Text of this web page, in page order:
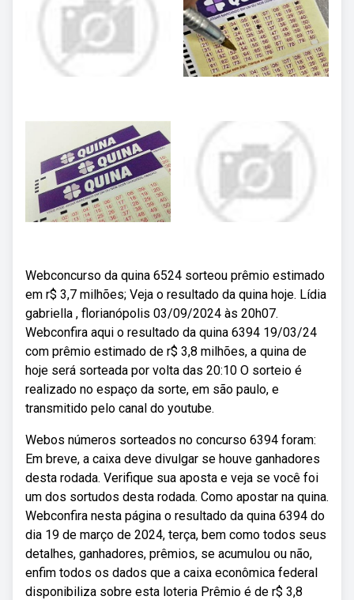
Webconcurso da quina 6524 sorteou prêmio estimado
em r$ 3,7 milhões; Veja o resultado da quina hoje. Lídia
gabriella , florianópolis 03/09/2024 às 20h07.
Webconfira aqui o resultado da quina 6394 19/03/24
com prêmio estimado de r$ 3,8 milhões, a quina de
hoje será sorteada por volta das 20:10 O sorteio é
realizado no espaço da sorte, em são paulo, e
transmitido pelo canal do youtube.
Webos números sorteados no concurso 6394 foram:
Em breve, a caixa deve divulgar se houve ganhadores
desta rodada. Verifique sua aposta e veja se você foi
um dos sortudos desta rodada. Como apostar na quina.
Webconfira nesta página o resultado da quina 6394 do
dia 19 de março de 2024, terça, bem como todos seus
detalhes, ganhadores, prêmios, se acumulou ou não,
enfim todos os dados que a caixa econômica federal
disponibiliza sobre esta loteria Prêmio é de r$ 3,8